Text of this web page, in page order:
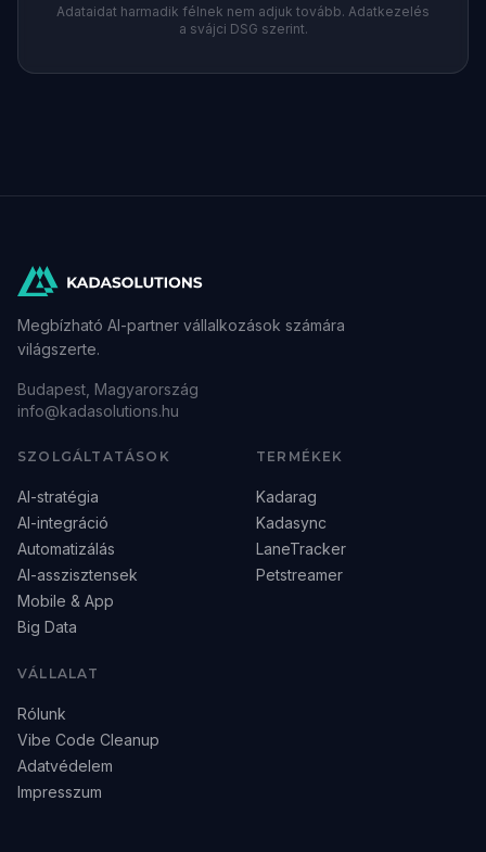
Adataidat harmadik félnek nem adjuk tovább. Adatkezelés
a svájci DSG szerint.
Megbízható AI-partner vállalkozások számára
világszerte.
Budapest, Magyarország
info@kadasolutions.hu
SZOLGÁLTATÁSOK
AI-stratégia
AI-integráció
Automatizálás
AI-asszisztensek
Mobile & App
Big Data
TERMÉKEK
Kadarag
Kadasync
LaneTracker
Petstreamer
VÁLLALAT
Rólunk
Vibe Code Cleanup
Adatvédelem
Impresszum